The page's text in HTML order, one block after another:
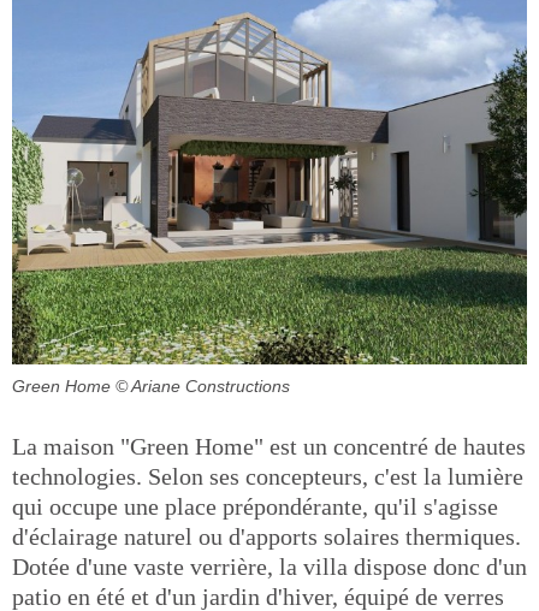
Green Home © Ariane Constructions
La maison "Green Home" est un concentré de hautes
technologies. Selon ses concepteurs, c'est la lumière
qui occupe une place prépondérante, qu'il s'agisse
d'éclairage naturel ou d'apports solaires thermiques.
Dotée d'une vaste verrière, la villa dispose donc d'un
patio en été et d'un jardin d'hiver, équipé de verres